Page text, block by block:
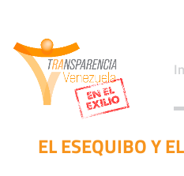
EL ESEQUIBO Y